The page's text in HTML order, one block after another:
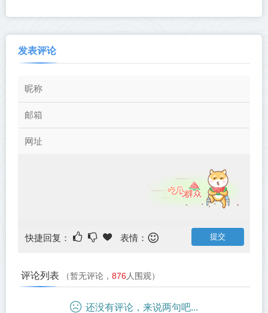
发表评论
快捷回复： 表情：
评论列表 （暂无评论， 876人围观）
还没有评论，来说两句吧...